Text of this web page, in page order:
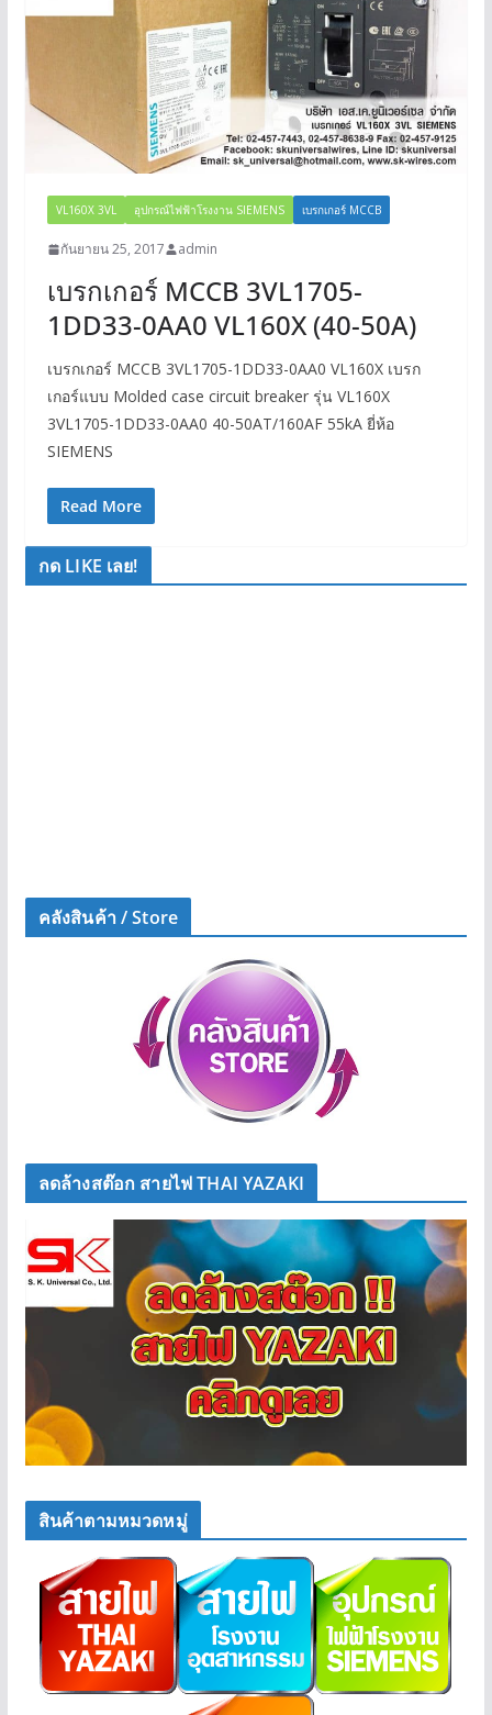
VL160X 3VL อุปกรณ์ไฟฟ้าโรงงาน SIEMENS เบรกเกอร์ MCCB
กันยายน 25, 2017 admin
เบรกเกอร์ MCCB 3VL1705-
1DD33-0AA0 VL160X (40-50A)
เบรกเกอร์ MCCB 3VL1705-1DD33-0AA0 VL160X เบรก
เกอร์แบบ Molded case circuit breaker รุ่น VL160X
3VL1705-1DD33-0AA0 40-50AT/160AF 55kA ยี่ห้อ
SIEMENS
Read More
กด LIKE เลย!
คลังสินค้า / Store
ลดล้างสต๊อก สายไฟ THAI YAZAKI
สินค้าตามหมวดหมู่